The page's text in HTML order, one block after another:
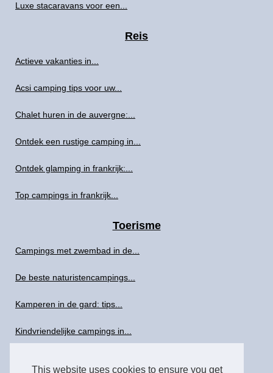
This website uses cookies to ensure you get
Luxe stacaravans voor een...
Reis
Actieve vakanties in...
Acsi camping tips voor uw...
Chalet huren in de auvergne:...
Ontdek een rustige camping in...
Ontdek glamping in frankrijk:...
Top campings in frankrijk...
Toerisme
Campings met zwembad in de...
De beste naturistencampings...
Kamperen in de gard: tips...
Kindvriendelijke campings in...